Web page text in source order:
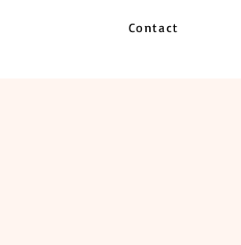
Contact